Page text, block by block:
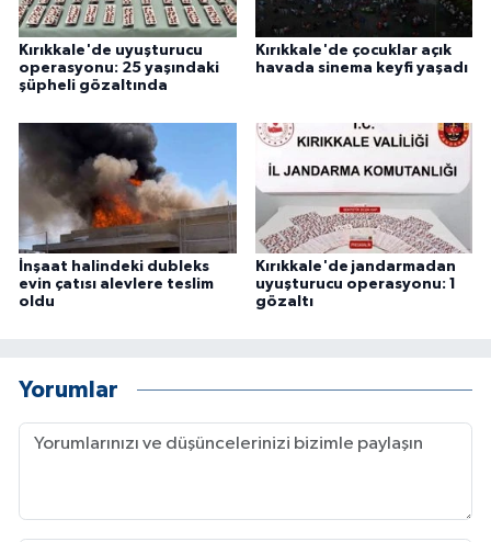
Kırıkkale'de uyuşturucu
operasyonu: 25 yaşındaki
şüpheli gözaltında
Kırıkkale'de çocuklar açık
havada sinema keyfi yaşadı
İnşaat halindeki dubleks
evin çatısı alevlere teslim
oldu
Kırıkkale'de jandarmadan
uyuşturucu operasyonu: 1
gözaltı
Yorumlar